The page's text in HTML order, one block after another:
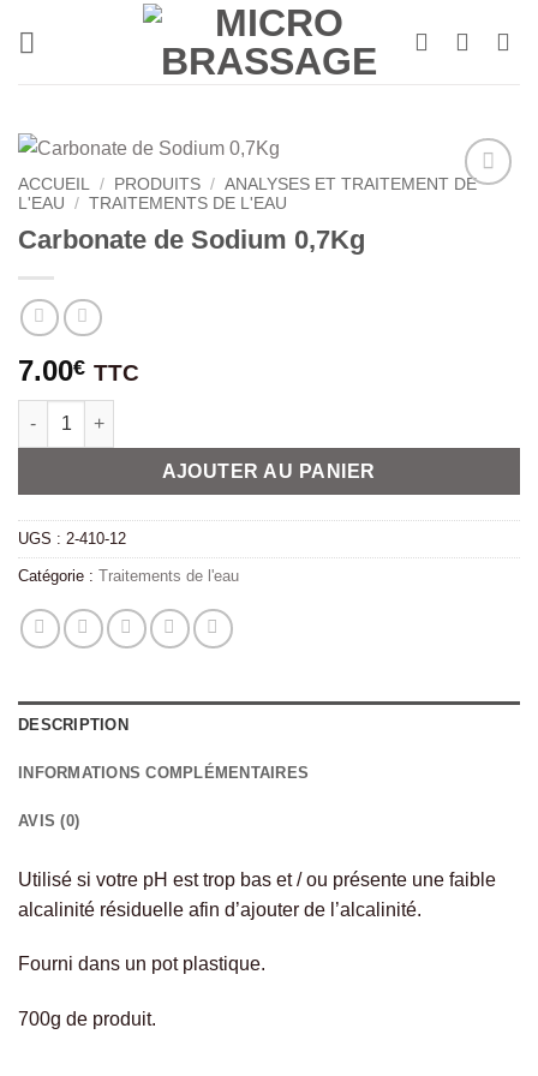
ACCUEIL / PRODUITS / ANALYSES ET TRAITEMENT DE
L'EAU
/ TRAITEMENTS DE L'EAU
Carbonate de Sodium 0,7Kg
7.00€ TTC
quantité de Carbonate de Sodium 0,7Kg
AJOUTER AU PANIER
Alternative:
UGS : 2-410-12
Catégorie : Traitements de l'eau
DESCRIPTION
INFORMATIONS COMPLÉMENTAIRES
AVIS (0)
Utilisé si votre pH est trop bas et / ou présente une faible
alcalinité résiduelle afin d’ajouter de l’alcalinité.
Fourni dans un pot plastique.
700g de produit.